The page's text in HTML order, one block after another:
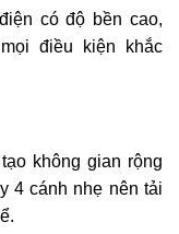
có độ bền cao,
điều kiện khắc
không gian rộng
4 cánh nhẹ nên tải